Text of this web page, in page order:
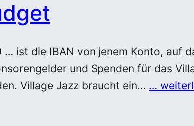
… ist die IBAN von jenem Konto, auf
und Spenden für das
Village Jazz braucht ein… …